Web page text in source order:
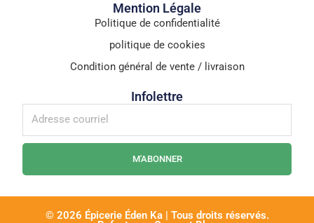
Mention Légale
Politique de confidentialité
politique de cookies
Condition général de vente / livraison
Infolettre
M'ABONNER
© 2026 Épicerie Éden Ka | Tous droits réservés.